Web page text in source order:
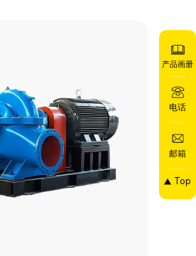
产品画册
电话
邮箱
Top